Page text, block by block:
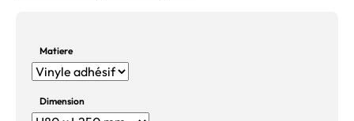
Matiere
Dimension